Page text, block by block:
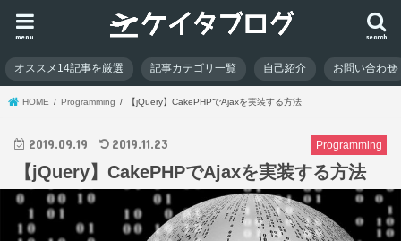
search
menu
オススメ14記事を厳選 記事カテゴリ一覧 自己紹介 お問い合わせ
HOME Programming 【jQuery】CakePHPでAjaxを実装する方法
Programming
2019.09.19 2019.11.23
【jQuery】CakePHPでAjaxを実装する方法